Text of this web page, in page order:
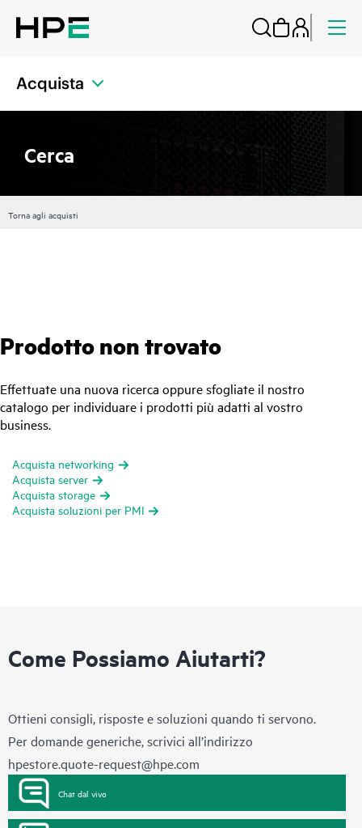
Acquista
Cerca
Torna agli acquisti
Prodotto non trovato
Effettuate una nuova ricerca oppure sfogliate il nostro
catalogo per individuare i prodotti più adatti al vostro
business.
Acquista networking
Acquista server
Acquista storage
Acquista soluzioni per PMI
Come Possiamo Aiutarti?
Ottieni consigli, risposte e soluzioni quando ti servono.
Per domande generiche, scrivici all’indirizzo
hpestore.quote-request@hpe.com
Chat dal vivo